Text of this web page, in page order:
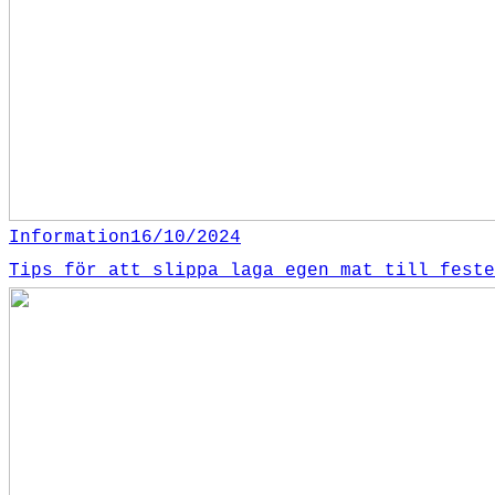
Information16/10/2024
Tips för att slippa laga egen mat till